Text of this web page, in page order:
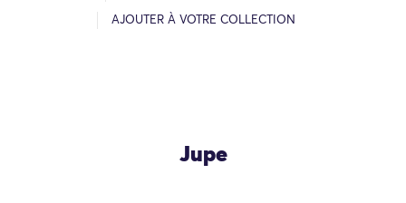
AJOUTER À VOTRE COLLECTION
Jupe